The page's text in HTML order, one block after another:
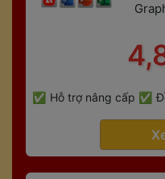
Hỗ trợ nâng cấp